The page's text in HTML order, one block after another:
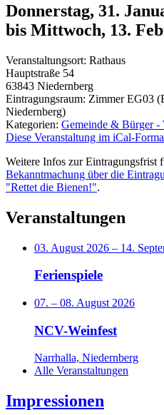
Donnerstag, 31.
bis Mittwoch, 13.
Veranstaltungsort: Rathaus
Hauptstraße 54
63843 Niedernberg
Eintragungsraum: Zimmer EG03
Niedernberg)
Kategorien: Gemeinde & Bürger -
Diese Veranstaltung im iCal-
Weitere Infos zur Eintragungsfrist
Bekanntmachung über die
"Rettet die Bienen!".
Veranstaltungen
03. August 2026 – 14.
Ferienspiele
07. – 08. August 2026
NCV-Weinfest
Narrhalla, Niedernberg
Alle Veranstaltungen
Impressionen